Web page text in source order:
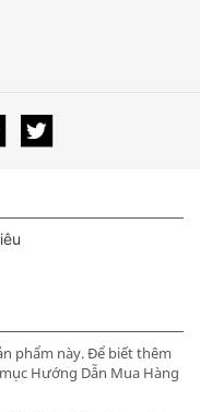
phẩm này. Để biết thêm
Hướng Dẫn Mua Hàng